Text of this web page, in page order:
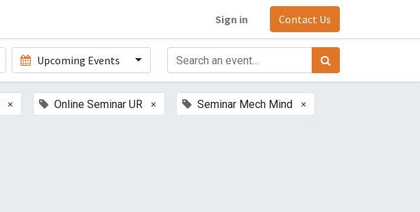
Sign in Contact Us
Upcoming Events
× Online Seminar UR × Seminar Mech Mind ×